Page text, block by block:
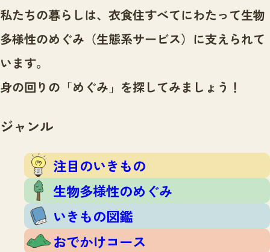
センター紹介TOP
サイトポリシー
ニュース
いきものガイド
いきものガイドTOP
生物多様性のめぐみ
おでかけコース
保全アクション
イベント
調査レポート
調査レポートTOP
調査結果
ふくおかいきものマップ
マッチング
マッチングTOP
掲載申し込みフォーム
お問合せ
私たちの暮らしは、衣食住すべてにわたって生物
多様性のめぐみ（生態系サービス）に支えられて
います。
身の回りの「めぐみ」を探してみましょう！
ジャンル
注目のいきもの
生物多様性のめぐみ
いきもの図鑑
おでかけコース